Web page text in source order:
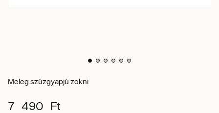
Meleg szűzgyapjú zokni
7 490 Ft